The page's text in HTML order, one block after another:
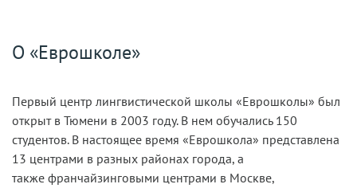
О «Еврошколе»
Первый центр лингвистической школы «Еврошколы» был
открыт в Тюмени в 2003 году. В нем обучались 150
студентов. В настоящее время «Еврошкола» представлена
13 центрами в разных районах города, а
также франчайзинговыми центрами в Москве,